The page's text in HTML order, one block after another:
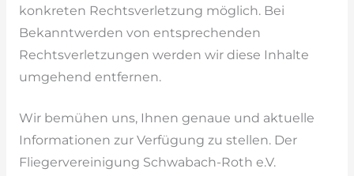
konkreten Rechtsverletzung möglich. Bei
Bekanntwerden von entsprechenden
Rechtsverletzungen werden wir diese Inhalte
umgehend entfernen.
Wir bemühen uns, Ihnen genaue und aktuelle
Informationen zur Verfügung zu stellen. Der
Fliegervereinigung Schwabach-Roth e.V.